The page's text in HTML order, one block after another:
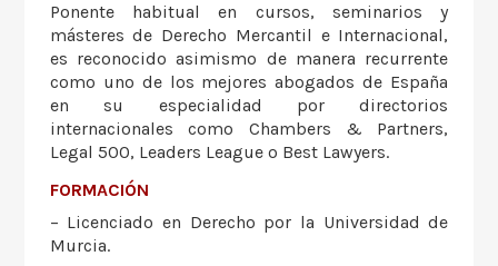
Ponente habitual en cursos, seminarios y
másteres de Derecho Mercantil e Internacional,
es reconocido asimismo de manera recurrente
como uno de los mejores abogados de España
en su especialidad por directorios
internacionales como Chambers & Partners,
Legal 500, Leaders League o Best Lawyers.
FORMACIÓN
– Licenciado en Derecho por la Universidad de
Murcia.